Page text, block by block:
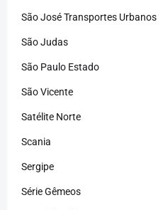
São José Transportes Urbanos
São Judas
São Paulo Estado
São Vicente
Satélite Norte
Scania
Sergipe
Série Gêmeos